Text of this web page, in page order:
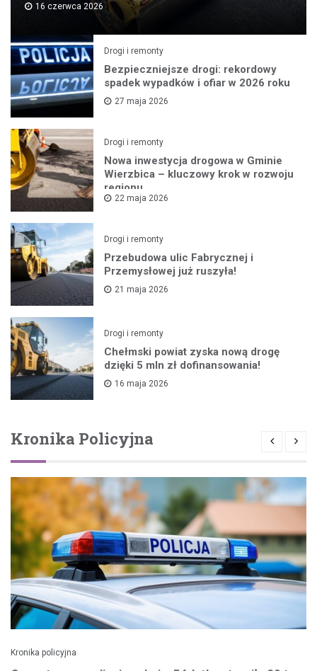
16 czerwca 2026
Drogi i remonty
Bezpieczniejsze drogi: rekordowy
spadek wypadków i ofiar w 2026 roku
27 maja 2026
Drogi i remonty
Nowa inwestycja drogowa w Gminie
Wierzbica – kluczowy krok w rozwoju
regionu
22 maja 2026
Drogi i remonty
Przebudowa ulic Fabrycznej i
Przemysłowej już ruszyła!
21 maja 2026
Drogi i remonty
Chełmski powiat zyska nową drogę
dzięki 5 mln zł dofinansowania!
16 maja 2026
Kronika Policyjna
Kronika policyjna